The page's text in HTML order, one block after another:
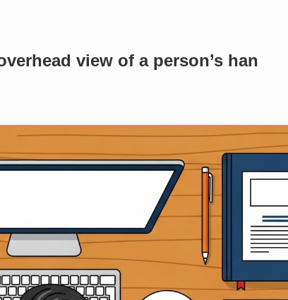
view of a person’s han